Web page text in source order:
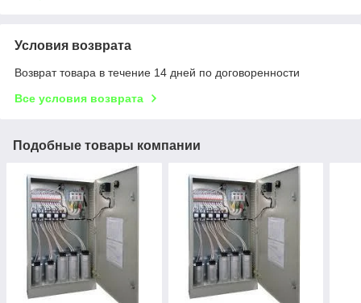
Условия возврата
Возврат товара в течение 14 дней по договоренности
Все условия возврата
Подобные товары компании